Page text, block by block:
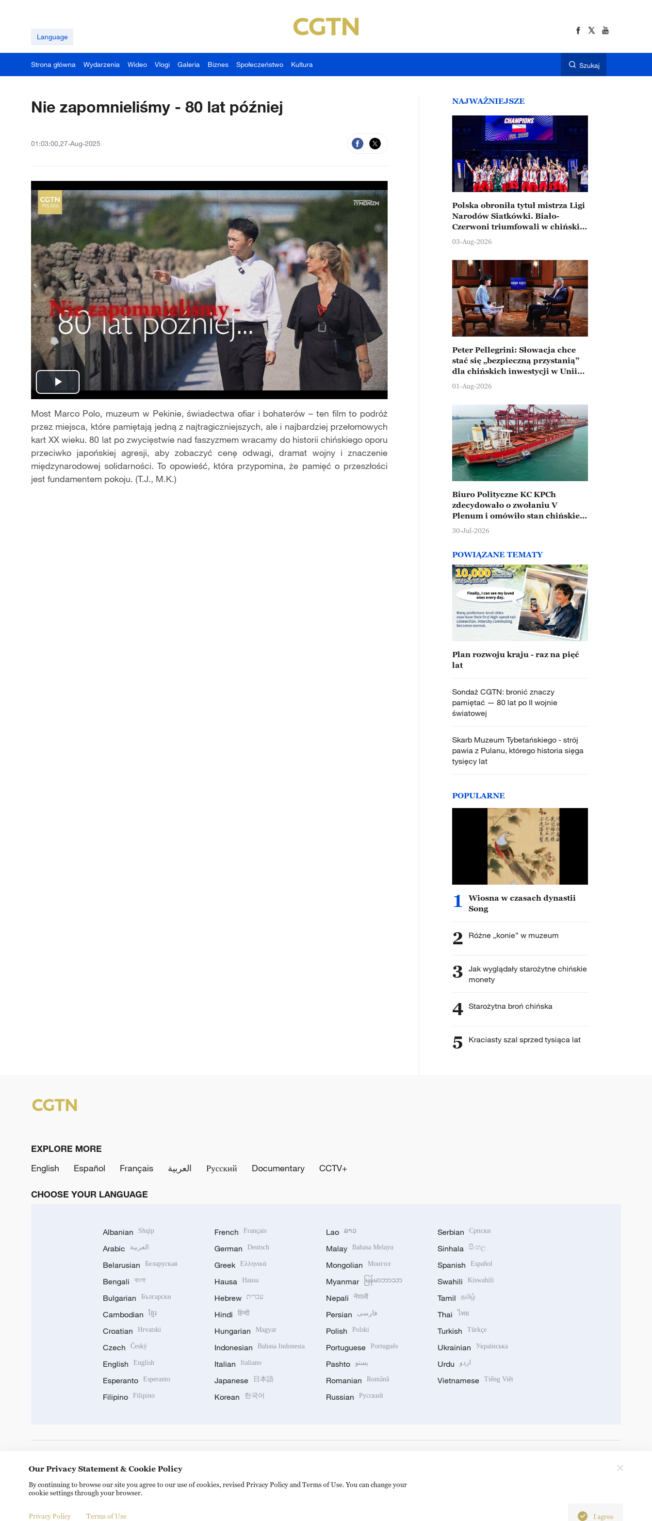
Language
Strona główna Wydarzenia Wideo Vlogi Galeria Biznes Społeczeństwo Kultura Szukaj
Nie zapomnieliśmy - 80 lat później
01:03:00,27-Aug-2025
Play
Video
Most Marco Polo, muzeum w Pekinie, świadectwa ofiar i bohaterów – ten film to podróż
przez miejsca, które pamiętają jedną z najtragiczniejszych, ale i najbardziej przełomowych
kart XX wieku. 80 lat po zwycięstwie nad faszyzmem wracamy do historii chińskiego oporu
przeciwko japońskiej agresji, aby zobaczyć cenę odwagi, dramat wojny i znaczenie
międzynarodowej solidarności. To opowieść, która przypomina, że pamięć o przeszłości
jest fundamentem pokoju. (T.J., M.K.)
NAJWAŻNIEJSZE
Polska obroniła tytuł mistrza Ligi
Narodów Siatkówki. Biało-
Czerwoni triumfowali w chińskim
Ningbo
03-Aug-2026
Peter Pellegrini: Słowacja chce
stać się „bezpieczną przystanią”
dla chińskich inwestycji w Unii
Europejskiej
01-Aug-2026
Biuro Polityczne KC KPCh
zdecydowało o zwołaniu V
Plenum i omówiło stan chińskiej
gospodarki
30-Jul-2026
POWIĄZANE TEMATY
Plan rozwoju kraju - raz na pięć
lat
Sondaż CGTN: bronić znaczy
pamiętać — 80 lat po II wojnie
światowej
Skarb Muzeum Tybetańskiego - strój
pawia z Pulanu, którego historia sięga
tysięcy lat
POPULARNE
1
Wiosna w czasach dynastii
Song
2 Różne „konie” w muzeum
3 Jak wyglądały starożytne chińskie
monety
4 Starożytna broń chińska
5 Kraciasty szal sprzed tysiąca lat
EXPLORE MORE
English
Español Français العربية Русский Documentary CCTV+
CHOOSE YOUR LANGUAGE
Albanian Shqip
Arabic العربية
Belarusian Беларуская
Bengali বাংলা
Bulgarian Български
Cambodian ខ្មែរ
Croatian Hrvatski
Czech Český
English English
Esperanto Esperanto
Filipino Filipino
French Français
German Deutsch
Greek Ελληνικά
Hausa Hausa
Hebrew עברית
Hindi हिन्दी
Hungarian Magyar
Indonesian Bahasa Indonesia
Italian Italiano
Japanese 日本語
Korean 한국어
Lao ລາວ
Malay Bahasa Melayu
Mongolian Монгол
Myanmar မြန်မာဘာသာ
Nepali नेपाली
Persian فارسی
Polish Polski
Portuguese Português
Pashto پښتو
Romanian Română
Russian Русский
Serbian Српски
Sinhala සිංහල
Spanish Español
Swahili Kiswahili
Tamil தமிழ்
Thai ไทย
Turkish Türkçe
Ukrainian Українська
Urdu اردو
Vietnamese Tiếng Việt
Copyright © 2024 CGTN. 京ICP备20000184号
Our Privacy Statement & Cookie Policy
By continuing to browse our site you agree to our use of cookies, revised Privacy Policy and Terms of Use. You can change your
cookie settings through your browser.
Privacy Policy Terms of Use I agree